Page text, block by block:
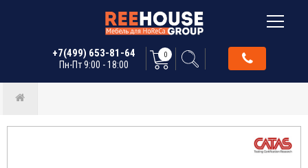
+7(499) 653-81-64
Пн-Пт 9:00 - 18:00
0